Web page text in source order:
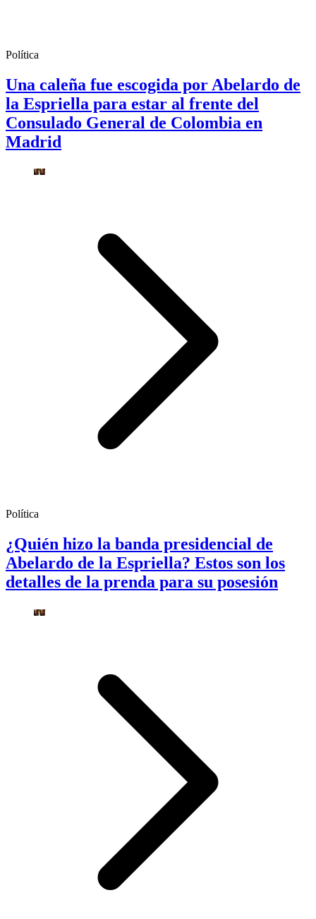
Política
Una caleña fue escogida por Abelardo de
la Espriella para estar al frente del
Consulado General de Colombia en
Madrid
Política
¿Quién hizo la banda presidencial de
Abelardo de la Espriella? Estos son los
detalles de la prenda para su posesión